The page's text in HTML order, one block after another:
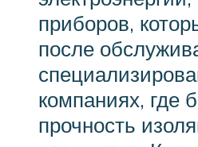
приборов,
после
компаниях, где
прочность